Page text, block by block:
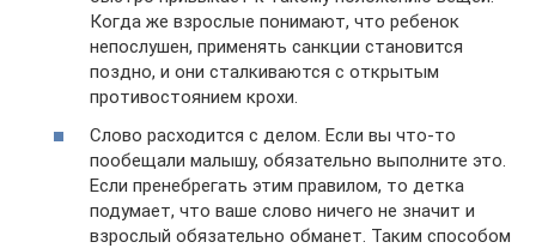
Когда же взрослые понимают, что ребенок
непослушен, применять санкции становится
поздно, и они сталкиваются с открытым
противостоянием крохи.
Слово расходится с делом. Если вы что-то
пообещали малышу, обязательно выполните это.
Если пренебрегать этим правилом, то детка
подумает, что ваше слово ничего не значит и
взрослый обязательно обманет. Таким способом